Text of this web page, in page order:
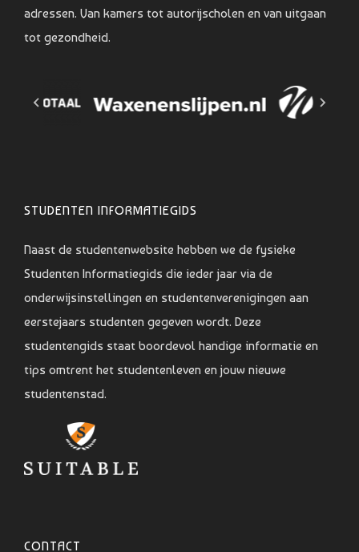
adressen. Van kamers tot autorijscholen en van uitgaan
tot gezondheid.
STUDENTEN INFORMATIEGIDS
Naast de studentenwebsite hebben we de fysieke
Studenten Informatiegids die ieder jaar via de
onderwijsinstellingen en studentenverenigingen aan
eerstejaars studenten gegeven wordt. Deze
studentengids staat boordevol handige informatie en
tips omtrent het studentenleven en jouw nieuwe
studentenstad.
CONTACT